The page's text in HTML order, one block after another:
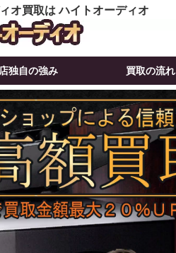
オ買取は ハイトオーディオ
独自の強み 買取の流れ